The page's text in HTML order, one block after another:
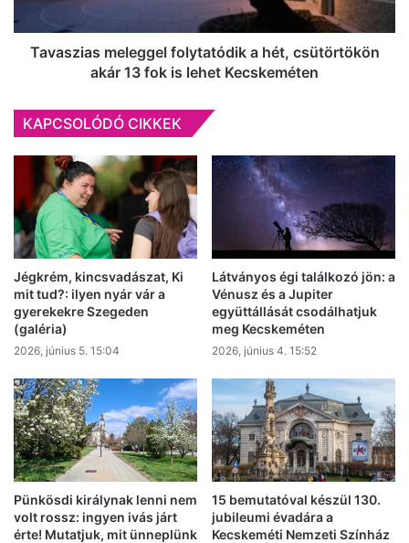
fok
Tavaszias meleggel folytatódik a hét, csütörtökön
akár 13 fok is lehet Kecskeméten
KAPCSOLÓDÓ CIKKEK
Jégkrém, kincsvadászat, Ki
mit tud?: ilyen nyár vár a
gyerekekre Szegeden
(galéria)
2026, június 5. 15:04
Látványos égi találkozó jön: a
Vénusz és a Jupiter
együttállását csodálhatjuk
meg Kecskeméten
2026, június 4. 15:52
Pünkösdi királynak lenni nem
volt rossz: ingyen ivás járt
érte! Mutatjuk, mit ünneplünk
15 bemutatóval készül 130.
jubileumi évadára a
Kecskeméti Nemzeti Színház